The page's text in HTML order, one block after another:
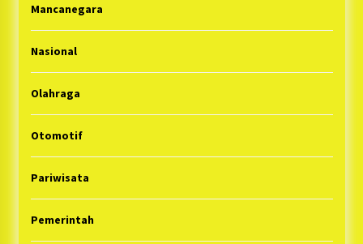
Mancanegara
Nasional
Olahraga
Otomotif
Pariwisata
Pemerintah